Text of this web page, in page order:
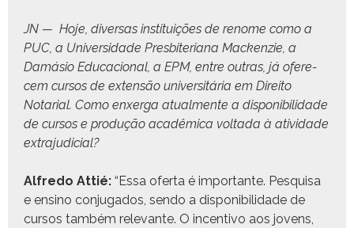
JN — Hoje, diver­sas insti­tu­ições de renome como a
PUC, a Uni­ver­si­dade Pres­bi­te­ri­ana Macken­zie, a
Damá­sio Edu­ca­cional, a EPM, entre out­ras, já ofer­e­
cem cur­sos de exten­são uni­ver­sitária em Dire­ito
Notar­i­al. Como enx­er­ga atual­mente a disponi­bil­i­dade
de cur­sos e pro­dução acadêmi­ca volta­da à ativi­dade
extrajudicial?
Alfre­do Attié: “Essa ofer­ta é impor­tante. Pesquisa
e ensi­no con­ju­ga­dos, sendo a disponi­bil­i­dade de
cur­sos tam­bém rel­e­vante. O incen­ti­vo aos jovens,